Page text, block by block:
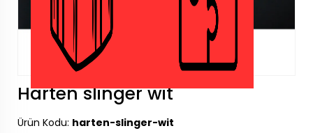
Harten slinger wit
Ürün Kodu: harten-slinger-wit